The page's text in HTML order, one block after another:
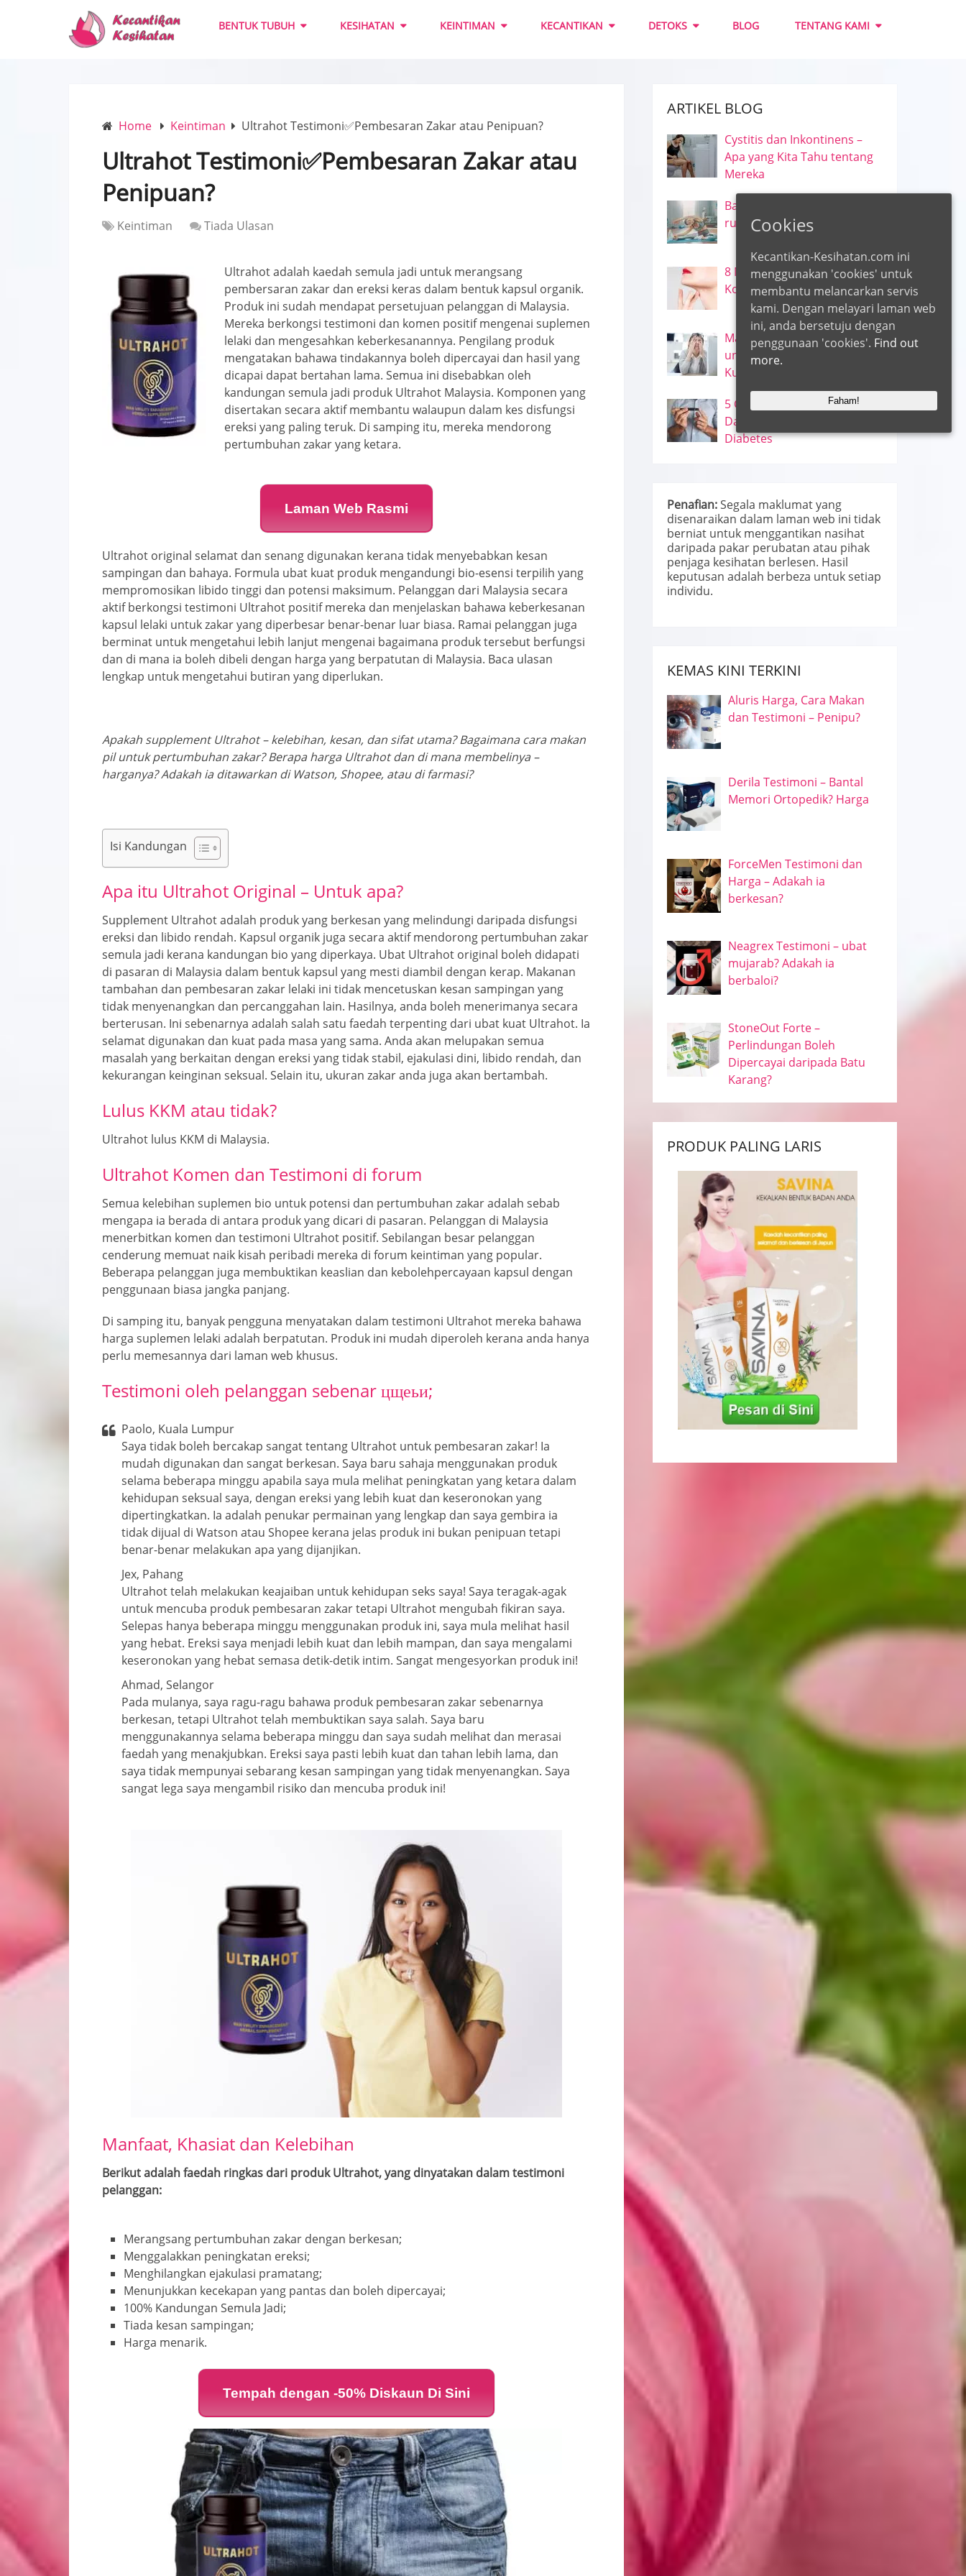
BENTUK TUBUH KESIHATAN KEINTIMAN KECANTIKAN DETOKS BLOG TENTANG KAMI
Home Keintiman Ultrahot Testimoni✅Pembesaran Zakar atau Penipuan?
Ultrahot Testimoni✅Pembesaran Zakar atau
Penipuan?
Keintiman Tiada Ulasan
Ultrahot adalah kaedah semula jadi untuk merangsang
pembersaran zakar dan ereksi keras dalam bentuk kapsul organik.
Produk ini sudah mendapat persetujuan pelanggan di Malaysia.
Mereka berkongsi testimoni dan komen positif mengenai suplemen
lelaki dan mengesahkan keberkesanannya. Pengilang produk
mengatakan bahawa tindakannya boleh dipercayai dan hasil yang
dicapai dapat bertahan lama. Semua ini disebabkan oleh
kandungan semula jadi produk Ultrahot Malaysia. Komponen yang
disertakan secara aktif membantu walaupun dalam kes disfungsi
ereksi yang paling teruk. Di samping itu, mereka mendorong
pertumbuhan zakar yang ketara.
Laman Web Rasmi
Ultrahot original selamat dan senang digunakan kerana tidak menyebabkan kesan
sampingan dan bahaya. Formula ubat kuat produk mengandungi bio-esensi terpilih yang
mempromosikan libido tinggi dan potensi maksimum. Pelanggan dari Malaysia secara
aktif berkongsi testimoni Ultrahot positif mereka dan menjelaskan bahawa keberkesanan
kapsul lelaki untuk zakar yang diperbesar benar-benar luar biasa. Ramai pelanggan juga
berminat untuk mengetahui lebih lanjut mengenai bagaimana produk tersebut berfungsi
dan di mana ia boleh dibeli dengan harga yang berpatutan di Malaysia. Baca ulasan
lengkap untuk mengetahui butiran yang diperlukan.
Apakah supplement Ultrahot – kelebihan, kesan, dan sifat utama? Bagaimana cara makan
pil untuk pertumbuhan zakar? Berapa harga Ultrahot dan di mana membelinya –
harganya? Adakah ia ditawarkan di Watson, Shopee, atau di farmasi?
Isi Kandungan
Apa itu Ultrahot Original – Untuk apa?
Supplement Ultrahot adalah produk yang berkesan yang melindungi daripada disfungsi
ereksi dan libido rendah. Kapsul organik juga secara aktif mendorong pertumbuhan zakar
semula jadi kerana kandungan bio yang diperkaya. Ubat Ultrahot original boleh didapati
di pasaran di Malaysia dalam bentuk kapsul yang mesti diambil dengan kerap. Makanan
tambahan dan pembesaran zakar lelaki ini tidak mencetuskan kesan sampingan yang
tidak menyenangkan dan percanggahan lain. Hasilnya, anda boleh menerimanya secara
berterusan. Ini sebenarnya adalah salah satu faedah terpenting dari ubat kuat Ultrahot. Ia
selamat digunakan dan kuat pada masa yang sama. Anda akan melupakan semua
masalah yang berkaitan dengan ereksi yang tidak stabil, ejakulasi dini, libido rendah, dan
kekurangan keinginan seksual. Selain itu, ukuran zakar anda juga akan bertambah.
Lulus KKM atau tidak?
Ultrahot lulus KKM di Malaysia.
Ultrahot Komen dan Testimoni di forum
Semua kelebihan suplemen bio untuk potensi dan pertumbuhan zakar adalah sebab
mengapa ia berada di antara produk yang dicari di pasaran. Pelanggan di Malaysia
menerbitkan komen dan testimoni Ultrahot positif. Sebilangan besar pelanggan
cenderung memuat naik kisah peribadi mereka di forum keintiman yang popular.
Beberapa pelanggan juga membuktikan keaslian dan kebolehpercayaan kapsul dengan
penggunaan biasa jangka panjang.
Di samping itu, banyak pengguna menyatakan dalam testimoni Ultrahot mereka bahawa
harga suplemen lelaki adalah berpatutan. Produk ini mudah diperoleh kerana anda hanya
perlu memesannya dari laman web khusus.
Testimoni oleh pelanggan sebenar цщеьи;
Paolo, Kuala Lumpur
Saya tidak boleh bercakap sangat tentang Ultrahot untuk pembesaran zakar! Ia
mudah digunakan dan sangat berkesan. Saya baru sahaja menggunakan produk
selama beberapa minggu apabila saya mula melihat peningkatan yang ketara dalam
kehidupan seksual saya, dengan ereksi yang lebih kuat dan keseronokan yang
dipertingkatkan. Ia adalah penukar permainan yang lengkap dan saya gembira ia
tidak dijual di Watson atau Shopee kerana jelas produk ini bukan penipuan tetapi
benar-benar melakukan apa yang dijanjikan.
Jex, Pahang
Ultrahot telah melakukan keajaiban untuk kehidupan seks saya! Saya teragak-agak
untuk mencuba produk pembesaran zakar tetapi Ultrahot mengubah fikiran saya.
Selepas hanya beberapa minggu menggunakan produk ini, saya mula melihat hasil
yang hebat. Ereksi saya menjadi lebih kuat dan lebih mampan, dan saya mengalami
keseronokan yang hebat semasa detik-detik intim. Sangat mengesyorkan produk ini!
Ahmad, Selangor
Pada mulanya, saya ragu-ragu bahawa produk pembesaran zakar sebenarnya
berkesan, tetapi Ultrahot telah membuktikan saya salah. Saya baru
menggunakannya selama beberapa minggu dan saya sudah melihat dan merasai
faedah yang menakjubkan. Ereksi saya pasti lebih kuat dan tahan lebih lama, dan
saya tidak mempunyai sebarang kesan sampingan yang tidak menyenangkan. Saya
sangat lega saya mengambil risiko dan mencuba produk ini!
Manfaat, Khasiat dan Kelebihan
Berikut adalah faedah ringkas dari produk Ultrahot, yang dinyatakan dalam testimoni
pelanggan:
Merangsang pertumbuhan zakar dengan berkesan;
Menggalakkan peningkatan ereksi;
Menghilangkan ejakulasi pramatang;
Menunjukkan kecekapan yang pantas dan boleh dipercayai;
100% Kandungan Semula Jadi;
Tiada kesan sampingan;
Harga menarik.
Tempah dengan -50% Diskaun Di Sini
ARTIKEL BLOG
Cystitis dan Inkontinens –
Apa yang Kita Tahu tentang
Mereka
Bakar 500 kalori semasa di
rumah
8 Makanan Pengisian
Kolagen
Makanan + Yoga untuk Mata
untuk Penglihatan Lebih
Kuat
5 Cara Menurunkan Gula
Darah dan Mencegah
Diabetes
Penafian:Segala maklumat yang
disenaraikan dalam laman web ini tidak
berniat untuk menggantikan nasihat
daripada pakar perubatan atau pihak
penjaga kesihatan berlesen. Hasil
keputusan adalah berbeza untuk setiap
individu.
KEMAS KINI TERKINI
Aluris Harga, Cara Makan
dan Testimoni – Penipu?
Derila Testimoni – Bantal
Memori Ortopedik? Harga
ForceMen Testimoni dan
Harga – Adakah ia
berkesan?
Neagrex Testimoni – ubat
mujarab? Adakah ia
berbaloi?
StoneOut Forte –
Perlindungan Boleh
Dipercayai daripada Batu
Karang?
PRODUK PALING LARIS
Cookies
Kecantikan-Kesihatan.com ini
menggunakan 'cookies' untuk
membantu melancarkan servis
kami. Dengan melayari laman web
ini, anda bersetuju dengan
penggunaan 'cookies'. Find out
more.
Faham!